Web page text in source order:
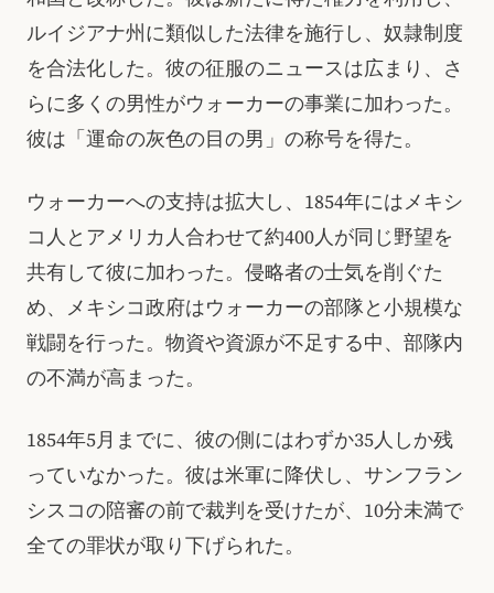
ルイジアナ州に類似した法律を施行し、奴隷制度
を合法化した。彼の征服のニュースは広まり、さ
らに多くの男性がウォーカーの事業に加わった。
彼は「運命の灰色の目の男」の称号を得た。
ウォーカーへの支持は拡大し、1854年にはメキシ
コ人とアメリカ人合わせて約400人が同じ野望を
共有して彼に加わった。侵略者の士気を削ぐた
め、メキシコ政府はウォーカーの部隊と小規模な
戦闘を行った。物資や資源が不足する中、部隊内
の不満が高まった。
1854年5月までに、彼の側にはわずか35人しか残
っていなかった。彼は米軍に降伏し、サンフラン
シスコの陪審の前で裁判を受けたが、10分未満で
全ての罪状が取り下げられた。